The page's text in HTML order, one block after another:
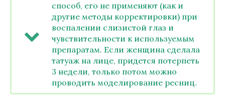
способ, его не применяют (как и
другие методы корректировки) при
воспалении слизистой глаз и
чувствительности к используемым
препаратам. Если женщина сделала
татуаж на лице, придется потерпеть
3 недели, только потом можно
проводить моделирование ресниц.